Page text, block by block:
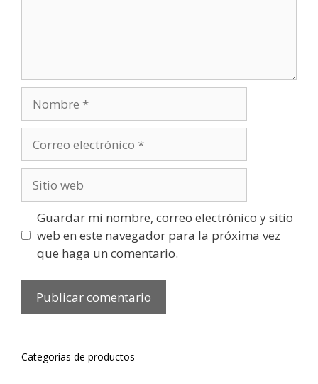
electrónico
web
Guardar mi nombre, correo electrónico y sitio
web en este navegador para la próxima vez
que haga un comentario.
Categorías de productos